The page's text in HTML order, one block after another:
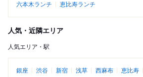
六本木ランチ
恵比寿ランチ
人気・近隣エリア
人気エリア・駅
銀座 渋谷 新宿 浅草 西麻布 恵比寿